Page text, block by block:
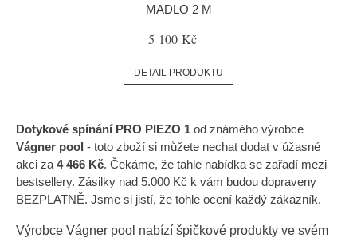
MADLO 2 M
5 100 Kč
DETAIL PRODUKTU
Dotykové spínání PRO PIEZO 1 od známého výrobce
Vágner pool - toto zboží si můžete nechat dodat v úžasné
akci za 4 466 Kč. Čekáme, že tahle nabídka se zařadí mezi
bestsellery. Zásilky nad 5.000 Kč k vám budou dopraveny
BEZPLATNĚ. Jsme si jistí, že tohle ocení každý zákazník.
Výrobce Vágner pool nabízí špičkové produkty ve svém